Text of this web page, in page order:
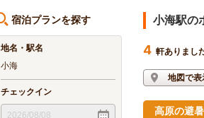
宿泊プランを探す
地名・駅名
小海
チェックイン
小海駅の
4 軒ありまし
地図で表
高原の避